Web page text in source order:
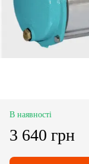
В наявності
3 640 грн